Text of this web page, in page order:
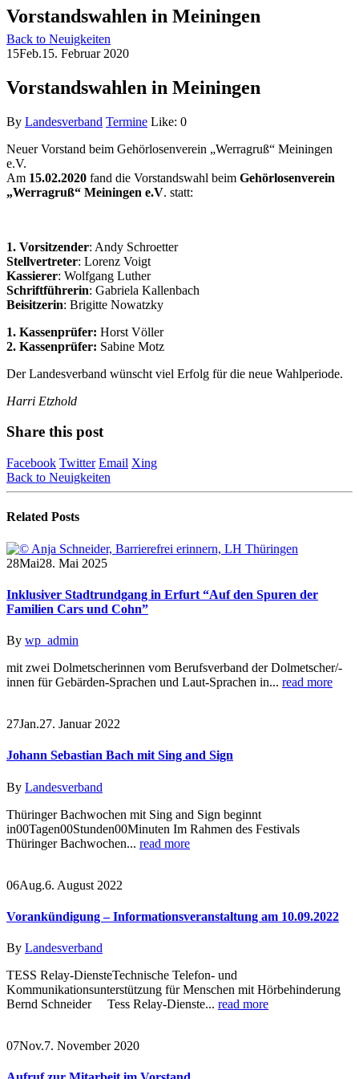
Vorstandswahlen in Meiningen
Back to Neuigkeiten
15Feb.15. Februar 2020
Vorstandswahlen in Meiningen
By Landesverband Termine Like: 0
Neuer Vorstand beim Gehörlosenverein „Werragruß“ Meiningen
e.V.
Am 15.02.2020 fand die Vorstandswahl beim Gehörlosenverein
„Werragruß“ Meiningen e.V. statt:
1. Vorsitzender: Andy Schroetter
Stellvertreter: Lorenz Voigt
Kassierer: Wolfgang Luther
Schriftführerin: Gabriela Kallenbach
Beisitzerin: Brigitte Nowatzky
1. Kassenprüfer: Horst Völler
2. Kassenprüfer: Sabine Motz
Der Landesverband wünscht viel Erfolg für die neue Wahlperiode.
Harri Etzhold
Share this post
Facebook Twitter Email Xing
Back to Neuigkeiten
Related Posts
28Mai28. Mai 2025
Inklusiver Stadtrundgang in Erfurt “Auf den Spuren der
Familien Cars und Cohn”
By wp_admin
mit zwei Dolmetscherinnen vom Berufsverband der Dolmetscher/-
innen für Gebärden-Sprachen und Laut-Sprachen in... read more
27Jan.27. Januar 2022
Johann Sebastian Bach mit Sing and Sign
By Landesverband
Thüringer Bachwochen mit Sing and Sign beginnt
in00Tagen00Stunden00Minuten Im Rahmen des Festivals
Thüringer Bachwochen... read more
06Aug.6. August 2022
Vorankündigung – Informationsveranstaltung am 10.09.2022
By Landesverband
TESS Relay-DiensteTechnische Telefon- und
Kommunikationsunterstützung für Menschen mit Hörbehinderung
Bernd Schneider Tess Relay-Dienste... read more
07Nov.7. November 2020